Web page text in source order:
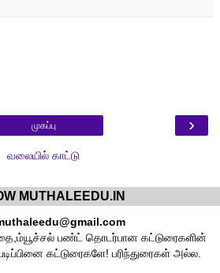
›
முகப்பு
வலையில் காட்டு
MUTHALEEDU.IN
பண்ட் தொடர்பான கட்டுரைகளின்
கட்டுரைகளே! பரிந்துரைகள் அல்ல.